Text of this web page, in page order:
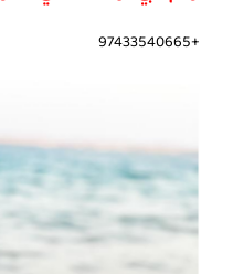
+97433540665